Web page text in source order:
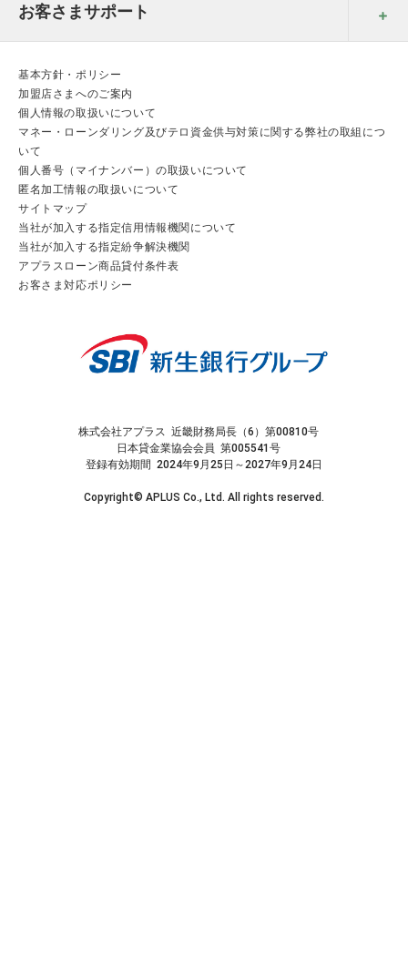
お客さまサポート
基本方針・ポリシー
加盟店さまへのご案内
個人情報の取扱いについて
マネー・ローンダリング及びテロ資金供与対策に関する弊社の取組につ
いて
個人番号（マイナンバー）の取扱いについて
匿名加工情報の取扱いについて
サイトマップ
当社が加入する指定信用情報機関について
当社が加入する指定紛争解決機関
アプラスローン商品貸付条件表
お客さま対応ポリシー
株式会社アプラス 近畿財務局長（6）第00810号
日本貸金業協会会員 第005541号
登録有効期間 2024年9月25日～2027年9月24日
Copyright© APLUS Co., Ltd. All rights reserved.